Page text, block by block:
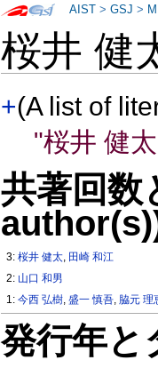
桜井 健
+(A list of
"桜井 健
共著回
3:桜井 健太, 田崎 和江
2: 山口 和男
1:今西 弘樹,盛一 慎吾, 脇元 理
発行年
AIST >GSJ >